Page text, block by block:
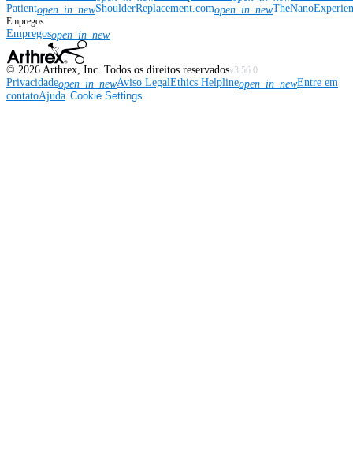
Patientopen_in_newShoulderReplacement.comopen_in_new
Empregos
Empregosopen_in_new
© 2026 Arthrex, Inc. Todos os direitos reservadosv3.56.0
Privacidadeopen_in_newAviso LegalEthics Helplineopen_in_newEntre em
contatoAjuda Cookie Settings